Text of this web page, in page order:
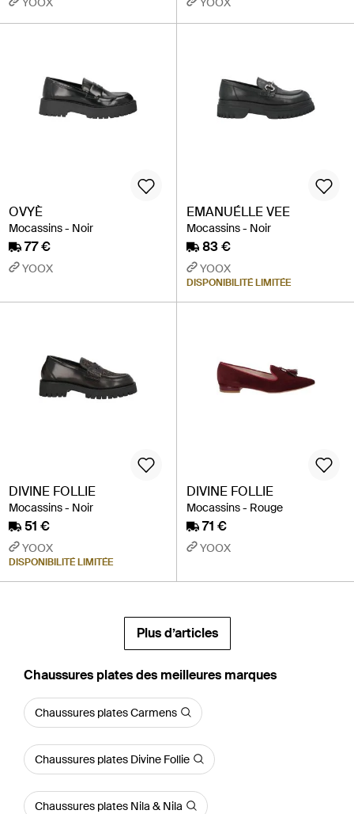
OVYÈ
Mocassins - Noir
77 €
YOOX
EMANUÉLLE VEE
Mocassins - Noir
83 €
YOOX
DISPONIBILITÉ LIMITÉE
DIVINE FOLLIE
Mocassins - Noir
51 €
YOOX
DISPONIBILITÉ LIMITÉE
DIVINE FOLLIE
Mocassins - Rouge
71 €
YOOX
Plus d’articles
‪Chaussures plates‬ des meilleures marques
Chaussures plates Carmens
Chaussures plates Divine Follie
Chaussures plates Nila & Nila